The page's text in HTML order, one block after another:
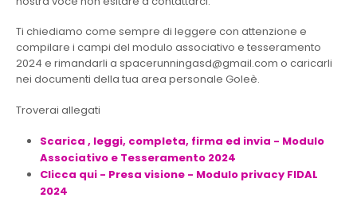
Ti chiediamo come sempre di leggere con attenzione e
compilare i campi del modulo associativo e tesseramento
2024 e rimandarli a spacerunningasd@gmail.com o caricarli
nei documenti della tua area personale Goleè.
Troverai allegati
Scarica , leggi, completa, firma ed invia - Modulo
Associativo e Tesseramento 2024
Clicca qui - Presa visione - Modulo privacy FIDAL
2024